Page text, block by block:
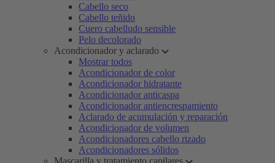
Cabello seco
Cabello teñido
Cuero cabelludo sensible
Pelo decolorado
Acondicionador y aclarado
Mostrar todos
Acondicionador de color
Acondicionador hidratante
Acondicionador anticaspa
Acondicionador antiencrespamiento
Aclarado de acumulación y reparación
Acondicionador de volumen
Acondicionadores cabello rizado
Acondicionadores sólidos
Mascarilla y tratamiento capilares